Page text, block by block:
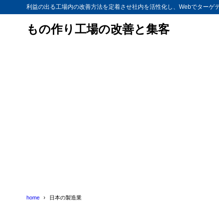
利益の出る工場内の改善方法を定着させ社内を活性化し、Webでターゲ
もの作り工場の改善と集客
home 日本の製造業